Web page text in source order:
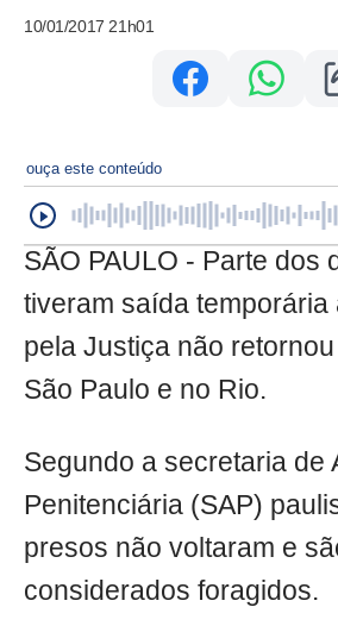
10/01/2017 21h01
ouça este conteúdo
SÃO PAULO - Parte dos
tiveram saída temporária
pela Justiça não
São Paulo e no Rio.
Segundo a secretaria de
Penitenciária (SAP)
presos não voltaram e
considerados foragidos.